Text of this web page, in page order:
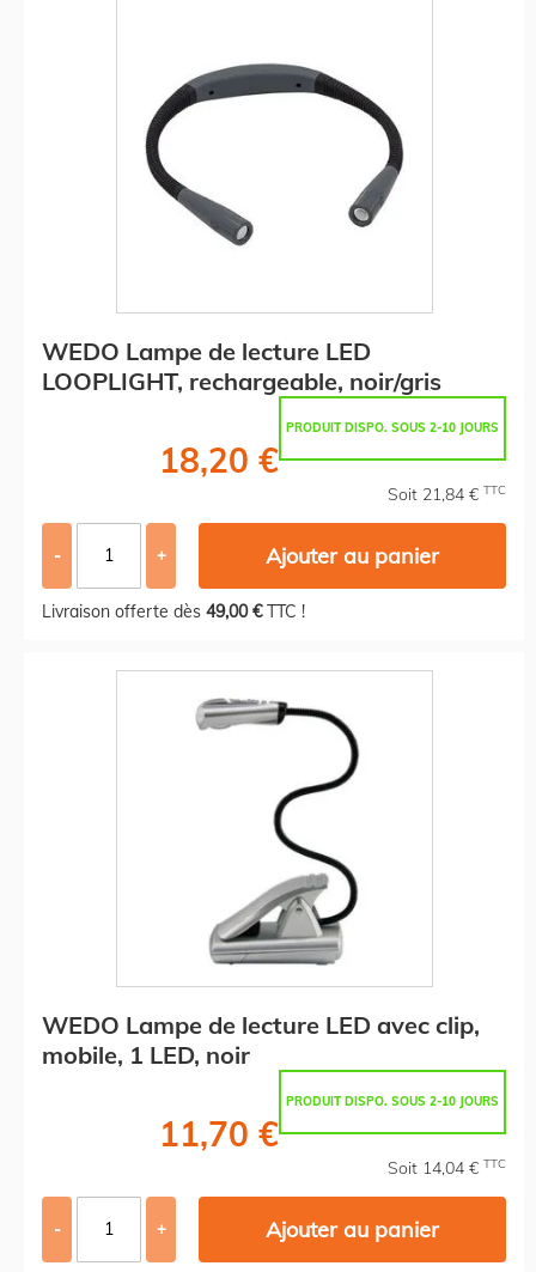
WEDO Lampe de lecture LED
LOOPLIGHT, rechargeable, noir/gris
PRODUIT DISPO. SOUS 2-10 JOURS
18,20 €
Soit 21,84 € TTC
- + Ajouter au panier
Livraison offerte dès 49,00 €TTC !
WEDO Lampe de lecture LED avec clip,
mobile, 1 LED, noir
PRODUIT DISPO. SOUS 2-10 JOURS
11,70 €
Soit 14,04 € TTC
- + Ajouter au panier